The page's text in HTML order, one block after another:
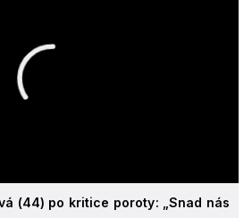
(44) po kritice poroty: „Snad nás